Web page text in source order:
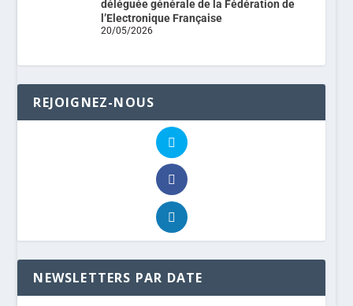
déléguée générale de la Fédération de
l’Electronique Française
20/05/2026
REJOIGNEZ-NOUS
NEWSLETTERS PAR DATE